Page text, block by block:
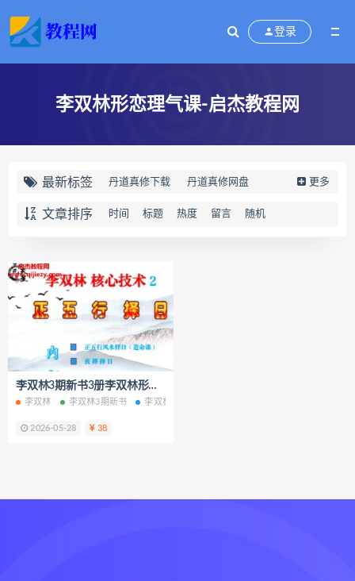
登录
李双林形恋理气课-启杰教程网
最新标签 丹道真修下载 丹道真修网盘
丹道真修养生术 丹道真修合集
赵氏寻因断根速效通经术网盘
宫廷御医槌疗术下载
宫廷御医槌疗术网盘
赵书曦宫廷御医槌疗术
脐针通关导引术下载
脐针通关导引术网盘
更多
文章排序 时间 标题 热度 留言 随机
李双林3期新书3册李双林形恋理气课核心技术正五行择日电子书pdf百度网盘下载学习
李双林 李双林3期新书 李双林形恋理气课
2026-05-28 38